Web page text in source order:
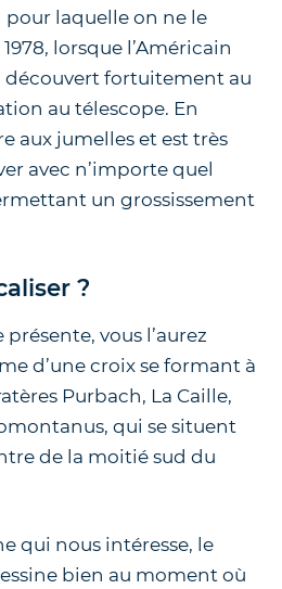
pour laquelle on ne le
lorsque l’Américain
découvert fortuitement au
au télescope. En
aux jumelles et est très
avec n’importe quel
un grossissement
?
vous l’aurez
d’une croix se formant à
Purbach, La Caille,
qui se situent
de la moitié sud du
qui nous intéresse, le
bien au moment où